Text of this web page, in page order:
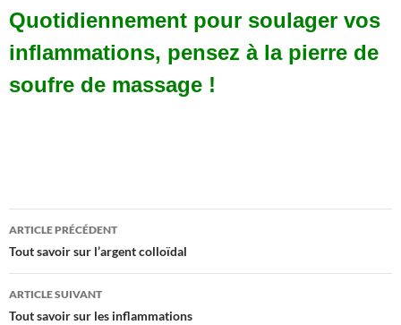
Quotidiennement pour soulager vos
inflammations, pensez à la pierre de
soufre de massage !
Navigation
des
articles
ARTICLE PRÉCÉDENT
Tout savoir sur l’argent colloïdal
ARTICLE SUIVANT
Tout savoir sur les inflammations